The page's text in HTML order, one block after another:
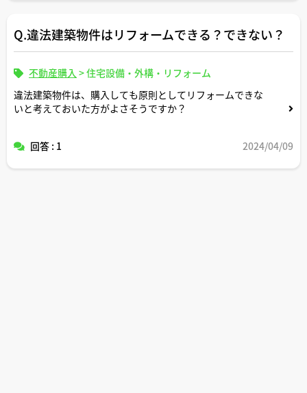
Q.違法建築物件はリフォームできる？できない？
不動産購入 >住宅設備・外構・リフォーム
違法建築物件は、購入しても原則としてリフォームできな
いと考えておいた方がよさそうですか？
回答 : 1 2024/04/09